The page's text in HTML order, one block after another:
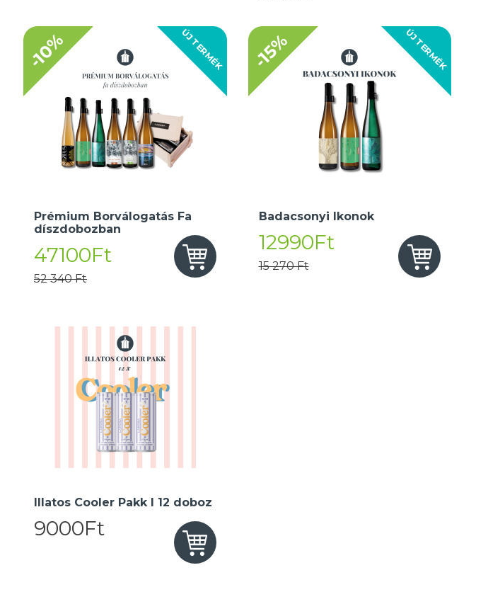
ÚJ TERMÉK
-10%
Prémium Borválogatás Fa
díszdobozban
47100Ft
52 340 Ft
ÚJ TERMÉK
-15%
Badacsonyi Ikonok
12990Ft
15 270 Ft
Illatos Cooler Pakk I 12 doboz
9000Ft